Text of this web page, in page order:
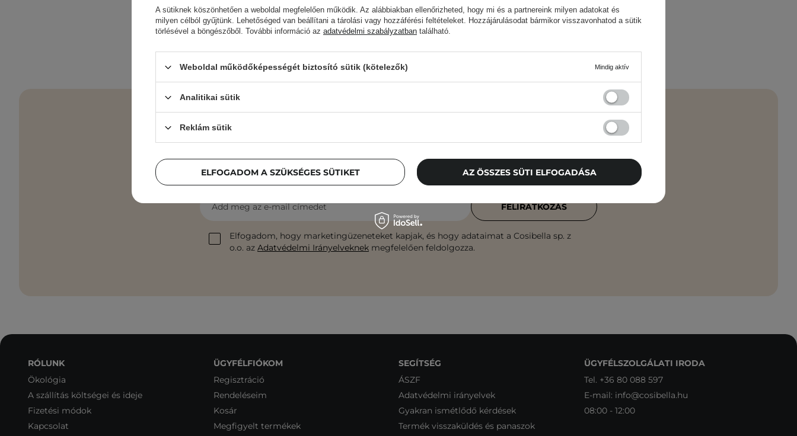
Bőrápolási ellenőrzőlisták, szakértői tanácsok, szépségápolási újdonságok –
közvetlenül a postaládádba!
Add meg az e-mail címedet
Elfogadom, hogy marketingüzeneteket kapjak, és hogy adataimat a Cosibella sp. z
o.o. az Adatvédelmi Irányelveknek megfelelően feldolgozza.
FELIRATKOZÁS
RÓLUNK
Ökológia
A szállítás költségei és ideje
Fizetési módok
Kapcsolat
ÜGYFÉLFIÓKOM
Regisztráció
Rendeléseim
Kosár
Megfigyelt termékek
SEGÍTSÉG
ÁSZF
Adatvédelmi irányelvek
Gyakran ismétlődő kérdések
Termék visszaküldés és panaszok
ÜGYFÉLSZOLGÁLATI IRODA
Tel. +36 80 088 597
E-mail: info@cosibella.hu
08:00 - 12:00
A sütiknek köszönhetően a weboldal megfelelően működik. Az alábbiakban ellenőrizheted, hogy mi és a partnereink milyen adatokat és
milyen célból gyűjtünk. Lehetőséged van beállítani a tárolási vagy hozzáférési feltételeket. Hozzájárulásodat bármikor visszavonhatod a sütik
törlésével a böngészőből. További információ az adatvédelmi szabályzatban található.
Weboldal működőképességét biztosító sütik (kötelezők) Mindig aktív
Analitikai sütik
Reklám sütik
ELFOGADOM A SZÜKSÉGES SÜTIKET AZ ÖSSZES SÜTI ELFOGADÁSA